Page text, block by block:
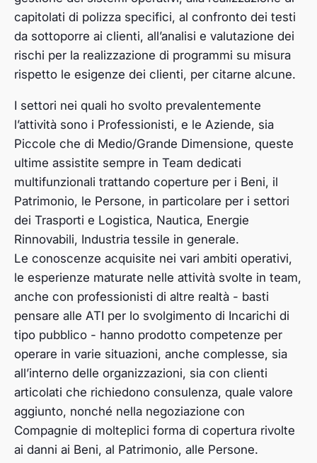
capitolati di polizza specifici, al confronto dei testi
da sottoporre ai clienti, all’analisi e valutazione dei
rischi per la realizzazione di programmi su misura
rispetto le esigenze dei clienti, per citarne alcune.
I settori nei quali ho svolto prevalentemente
l’attività sono i Professionisti, e le Aziende, sia
Piccole che di Medio/Grande Dimensione, queste
ultime assistite sempre in Team dedicati
multifunzionali trattando coperture per i Beni, il
Patrimonio, le Persone, in particolare per i settori
dei Trasporti e Logistica, Nautica, Energie
Rinnovabili, Industria tessile in generale.
Le conoscenze acquisite nei vari ambiti operativi,
le esperienze maturate nelle attività svolte in team,
anche con professionisti di altre realtà - basti
pensare alle ATI per lo svolgimento di Incarichi di
tipo pubblico - hanno prodotto competenze per
operare in varie situazioni, anche complesse, sia
all’interno delle organizzazioni, sia con clienti
articolati che richiedono consulenza, quale valore
aggiunto, nonché nella negoziazione con
Compagnie di molteplici forma di copertura rivolte
ai danni ai Beni, al Patrimonio, alle Persone.